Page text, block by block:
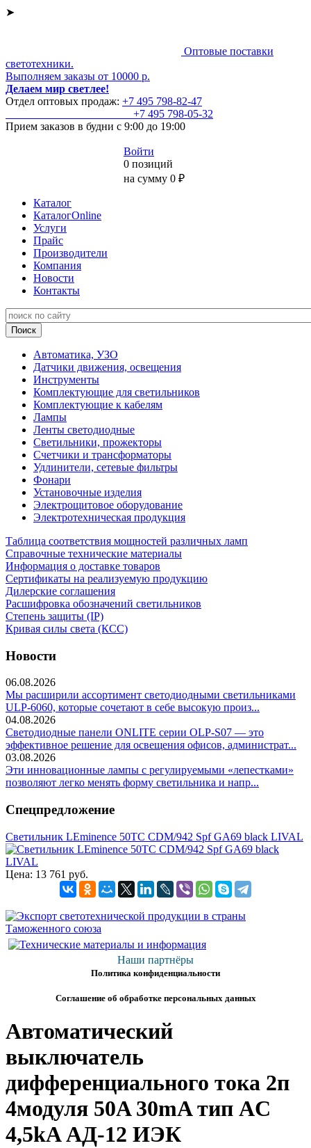
➤
Оптовые поставки
светотехники.
Выполняем заказы от 10000 р.
Делаем мир светлее!
Отдел оптовых продаж: +7 495 798-82-47
+7 495 798-05-32
Прием заказов в будни с 9:00 до 19:00
Войти
0 позиций
на сумму 0 ₽
Каталог
КаталогOnline
Услуги
Прайс
Производители
Компания
Новости
Контакты
Автоматика, УЗО
Датчики движения, освещения
Инструменты
Комплектующие для светильников
Комплектующие к кабелям
Лампы
Ленты светодиодные
Светильники, прожекторы
Счетчики и трансформаторы
Удлинители, сетевые фильтры
Фонари
Установочные изделия
Электрощитовое оборудование
Электротехническая продукция
Таблица соответствия мощностей различных ламп
Справочные технические материалы
Информация о доставке товаров
Сертификаты на реализуемую продукцию
Дилерские соглашения
Расшифровка обозначений светильников
Степень защиты (IP)
Кривая силы света (КСС)
Новости
06.08.2026
Мы расширили ассортимент светодиодными светильниками
ULP-6060, которые сочетают в себе высокую произ...
04.08.2026
Светодиодные панели ONLITE серии OLP-S07 — это
эффективное решение для освещения офисов, администрат...
03.08.2026
Эти инновационные лампы с регулируемыми «лепестками»
позволяют легко менять форму светильника и напр...
Спецпредложение
Светильник LEminence 50TC CDM/942 Spf GA69 black LIVAL
Цена: 13 761 руб.
Наши партнёры
Политика конфиденциальности
Соглашение об обработке персональных данных
Автоматический
выключатель
дифференциального тока 2п
4модуля 50A 30mA тип AC
4,5kA АД-12 ИЭК